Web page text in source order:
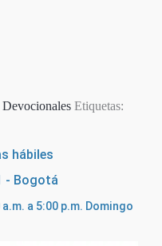
Devocionales Etiquetas:
hábiles
- Bogotá
a 5:00 p.m. Domingo